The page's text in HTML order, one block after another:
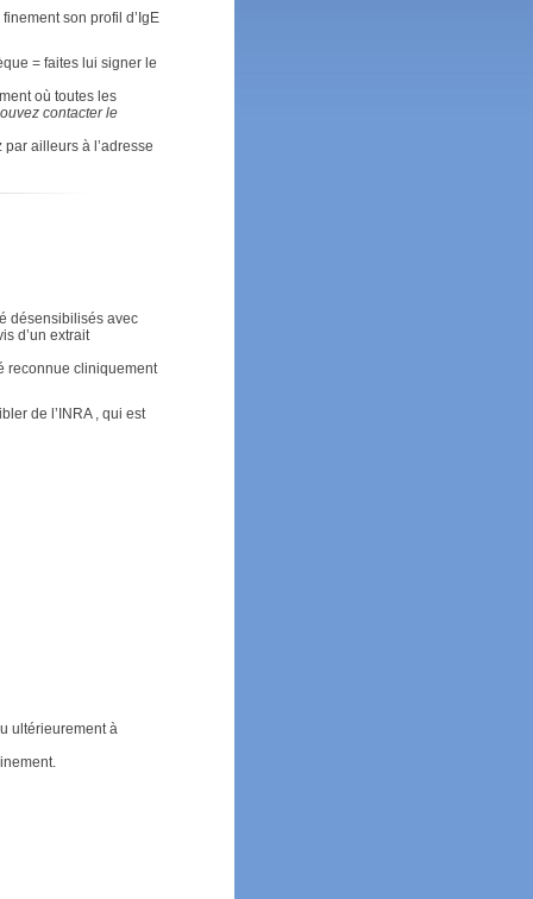
son profil d’IgE
= faites lui signer le
où toutes les
contacter le
ailleurs à l’adresse
désensibilisés avec
d’un extrait
reconnue cliniquement
de l’INRA , qui est
ultérieurement à